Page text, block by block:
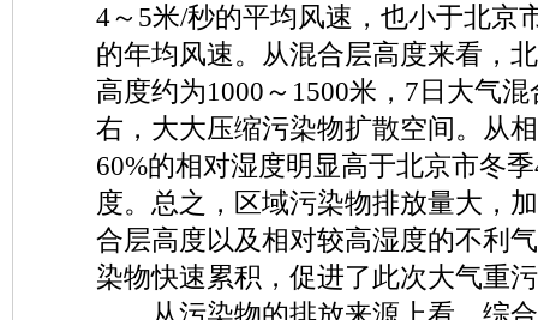
4～5米/秒的平均风速，也小于北京
的年均风速。从混合层高度来看，
高度约为1000～1500米，7日大气
右，大大压缩污染物扩散空间。从
60%的相对湿度明显高于北京市冬
度。总之，区域污染物排放量大，
合层高度以及相对较高湿度的不利
染物快速累积，促进了此次大气重